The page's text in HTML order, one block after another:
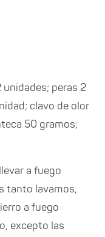
peras 2
clavo de olor
50 gramos;
a fuego
tanto lavamos,
a fuego
excepto las